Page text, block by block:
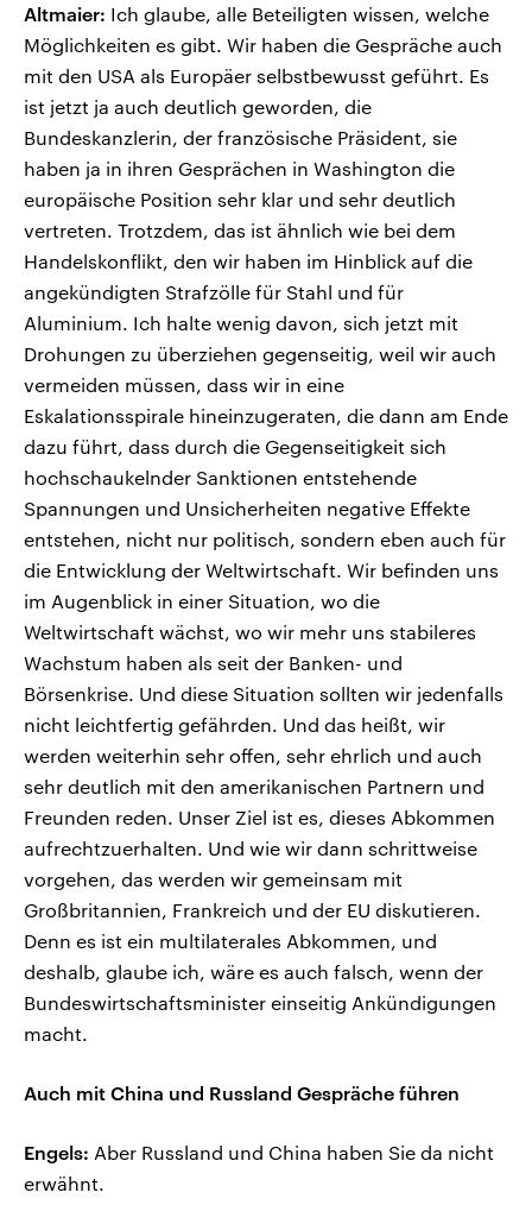
Altmaier: Ich glaube, alle Beteiligten wissen, welche
Möglichkeiten es gibt. Wir haben die Gespräche auch
mit den USA als Europäer selbstbewusst geführt. Es
ist jetzt ja auch deutlich geworden, die
Bundeskanzlerin, der französische Präsident, sie
haben ja in ihren Gesprächen in Washington die
europäische Position sehr klar und sehr deutlich
vertreten. Trotzdem, das ist ähnlich wie bei dem
Handelskonflikt, den wir haben im Hinblick auf die
angekündigten Strafzölle für Stahl und für
Aluminium. Ich halte wenig davon, sich jetzt mit
Drohungen zu überziehen gegenseitig, weil wir auch
vermeiden müssen, dass wir in eine
Eskalationsspirale hineinzugeraten, die dann am Ende
dazu führt, dass durch die Gegenseitigkeit sich
hochschaukelnder Sanktionen entstehende
Spannungen und Unsicherheiten negative Effekte
entstehen, nicht nur politisch, sondern eben auch für
die Entwicklung der Weltwirtschaft. Wir befinden uns
im Augenblick in einer Situation, wo die
Weltwirtschaft wächst, wo wir mehr uns stabileres
Wachstum haben als seit der Banken- und
Börsenkrise. Und diese Situation sollten wir jedenfalls
nicht leichtfertig gefährden. Und das heißt, wir
werden weiterhin sehr offen, sehr ehrlich und auch
sehr deutlich mit den amerikanischen Partnern und
Freunden reden. Unser Ziel ist es, dieses Abkommen
aufrechtzuerhalten. Und wie wir dann schrittweise
vorgehen, das werden wir gemeinsam mit
Großbritannien, Frankreich und der EU diskutieren.
Denn es ist ein multilaterales Abkommen, und
deshalb, glaube ich, wäre es auch falsch, wenn der
Bundeswirtschaftsminister einseitig Ankündigungen
macht.
Auch mit China und Russland Gespräche führen
Engels: Aber Russland und China haben Sie da nicht
erwähnt.